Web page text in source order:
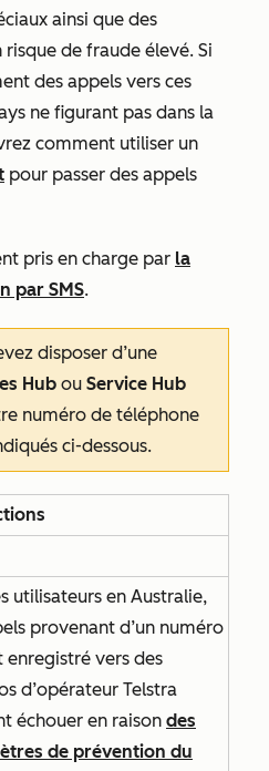
ainsi que des
de fraude élevé. Si
des appels vers ces
ne figurant pas dans la
comment utiliser un
pour passer des appels
pris en charge par la
par SMS.
disposer d’une
Hub ou Service Hub
numéro de téléphone
ci-dessous.
utilisateurs en Australie,
provenant d’un numéro
enregistré vers des
d’opérateur Telstra
échouer en raison des
de prévention du